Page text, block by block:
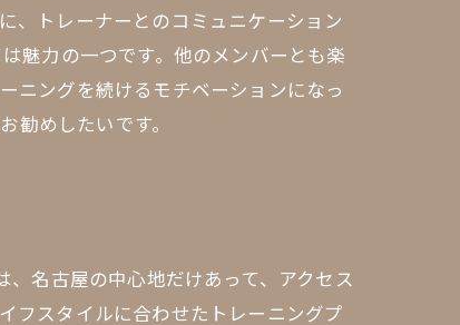
、トレーナーとのコミュニケーション
魅力の一つです。他のメンバーとも楽
ニングを続けるモチベーションになっ
めしたいです。
名古屋の中心地だけあって、アクセス
フスタイルに合わせたトレーニングプ